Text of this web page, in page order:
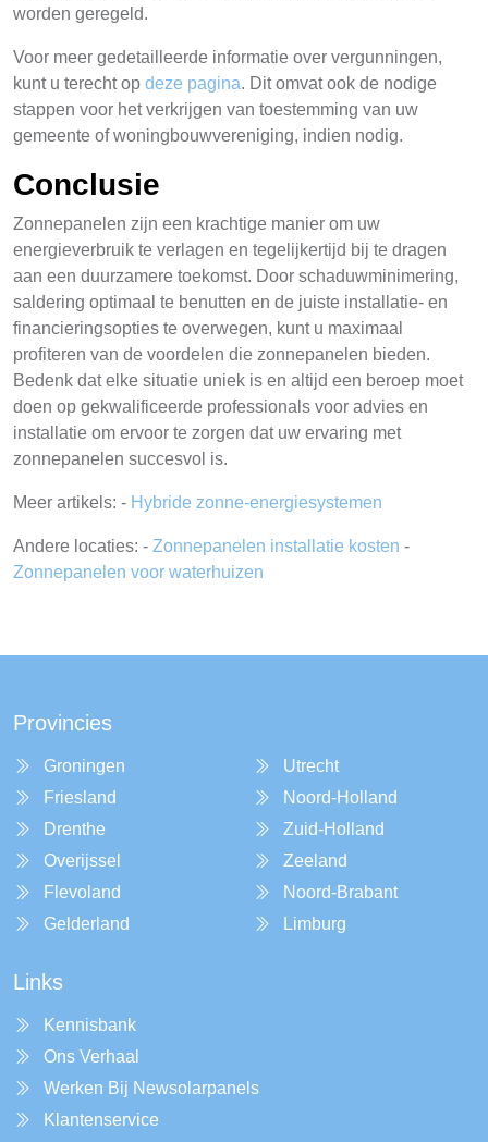
worden geregeld.
Voor meer gedetailleerde informatie over vergunningen,
kunt u terecht op deze pagina. Dit omvat ook de nodige
stappen voor het verkrijgen van toestemming van uw
gemeente of woningbouwvereniging, indien nodig.
Conclusie
Zonnepanelen zijn een krachtige manier om uw
energieverbruik te verlagen en tegelijkertijd bij te dragen
aan een duurzamere toekomst. Door schaduwminimering,
saldering optimaal te benutten en de juiste installatie- en
financieringsopties te overwegen, kunt u maximaal
profiteren van de voordelen die zonnepanelen bieden.
Bedenk dat elke situatie uniek is en altijd een beroep moet
doen op gekwalificeerde professionals voor advies en
installatie om ervoor te zorgen dat uw ervaring met
zonnepanelen succesvol is.
Meer artikels: - Hybride zonne-energiesystemen
Andere locaties: - Zonnepanelen installatie kosten -
Zonnepanelen voor waterhuizen
Provincies
Groningen
Friesland
Drenthe
Overijssel
Flevoland
Gelderland
Utrecht
Noord-Holland
Zuid-Holland
Zeeland
Noord-Brabant
Limburg
Links
Kennisbank
Ons Verhaal
Werken Bij Newsolarpanels
Klantenservice